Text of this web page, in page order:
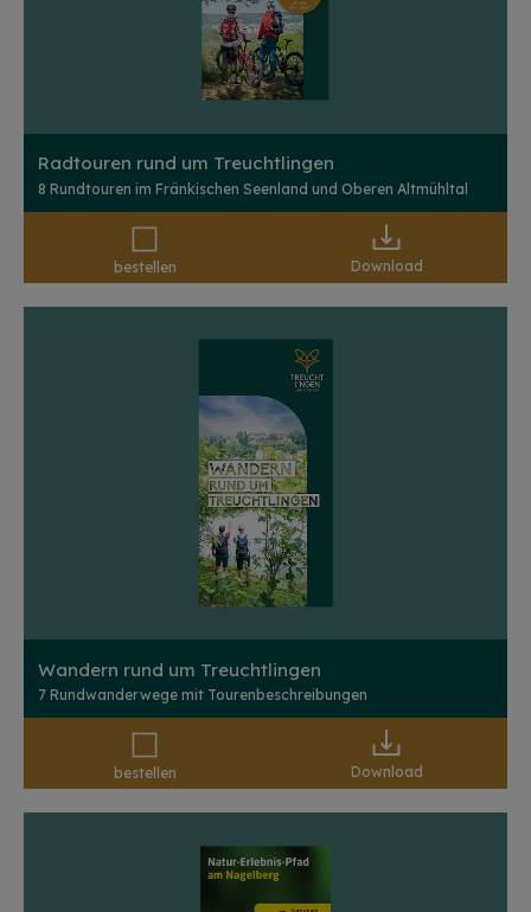
Radtouren rund um Treuchtlingen
8 Rundtouren im Fränkischen Seenland und Oberen Altmühltal
bestellen Download
Wandern rund um Treuchtlingen
7 Rundwanderwege mit Tourenbeschreibungen
bestellen Download